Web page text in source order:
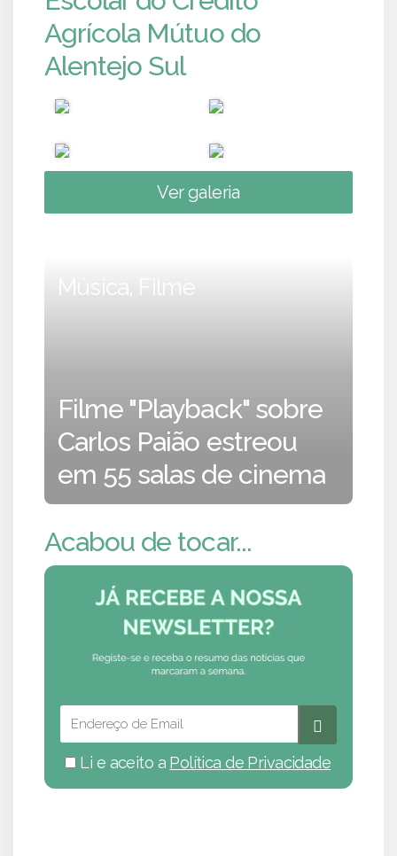
Agrícola Mútuo do
Alentejo Sul
Ver galeria
Música, Filme
Filme "Playback" sobre
Carlos Paião estreou
em 55 salas de cinema
Acabou de tocar...
Li e aceito a Política de Privacidade